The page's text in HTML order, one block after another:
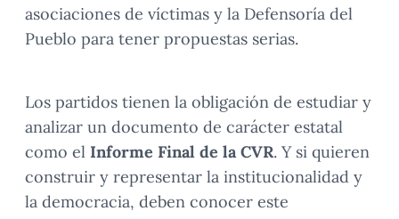
asociaciones de víctimas y la Defensoría del
Pueblo para tener propuestas serias.
Los partidos tienen la obligación de estudiar y
analizar un documento de carácter estatal
como el Informe Final de la CVR. Y si quieren
construir y representar la institucionalidad y
la democracia, deben conocer este